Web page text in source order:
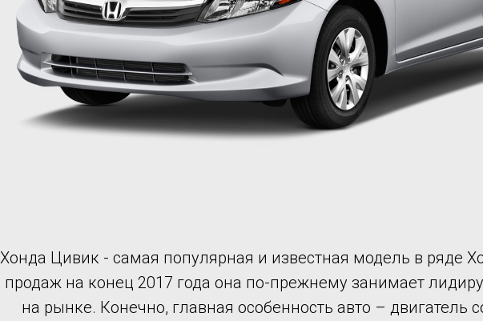
Хонда Цивик - самая популярная и известная модель в ряде
продаж на конец 2017 года она по-прежнему занимает
на рынке. Конечно, главная особенность авто – двигатель